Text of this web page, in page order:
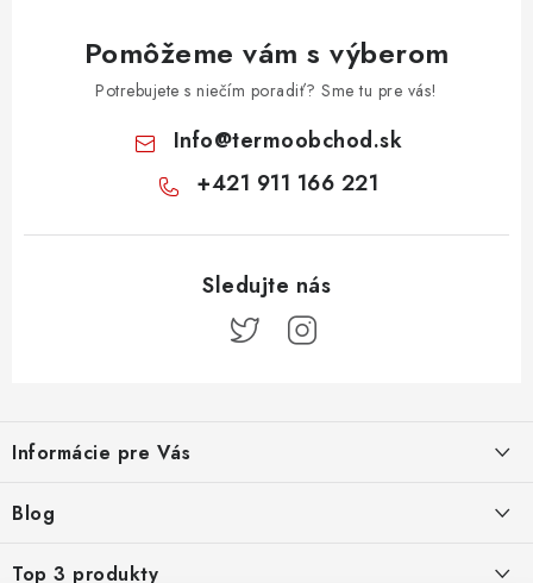
Pomôžeme vám s výberom
Potrebujete s niečím poradiť? Sme tu pre vás!
Info@termoobchod.sk
+421 911 166 221
p
ä
Informácie pre Vás
Blog
Top 3 produkty